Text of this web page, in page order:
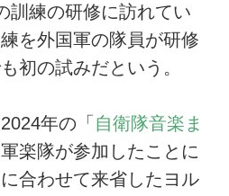
訓練の研修に訪れてい
を外国軍の隊員が研修
初の試みだという。
年の「 自衛隊音楽ま
楽隊が参加したことに
合わせて来省したヨル